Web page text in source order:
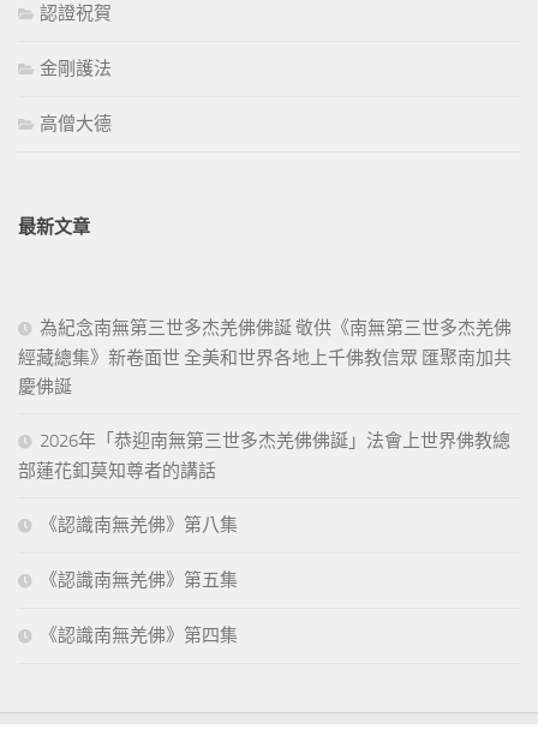
認證祝賀
金剛護法
高僧大德
最新文章
為紀念南無第三世多杰羌佛佛誕 敬供《南無第三世多杰羌佛
經藏總集》新卷面世 全美和世界各地上千佛教信眾 匯聚南加共
慶佛誕
2026年「恭迎南無第三世多杰羌佛佛誕」法會上世界佛教總
部蓮花釦莫知尊者的講話
《認識南無羌佛》第八集
《認識南無羌佛》第五集
《認識南無羌佛》第四集